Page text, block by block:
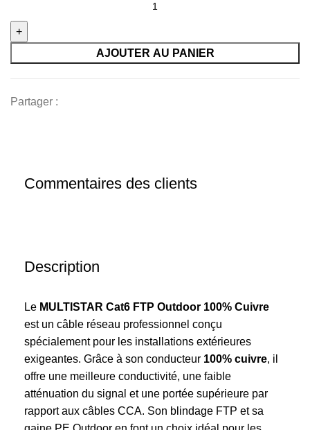
Câble
FTP
UV
Performance
305M
AJOUTER AU PANIER
Partager :
Description
Le MULTISTAR Cat6 FTP Outdoor 100% Cuivre
est un câble réseau professionnel conçu
spécialement pour les installations extérieures
exigeantes. Grâce à son conducteur 100% cuivre, il
offre une meilleure conductivité, une faible
atténuation du signal et une portée supérieure par
rapport aux câbles CCA. Son blindage FTP et sa
Commentaires des clients